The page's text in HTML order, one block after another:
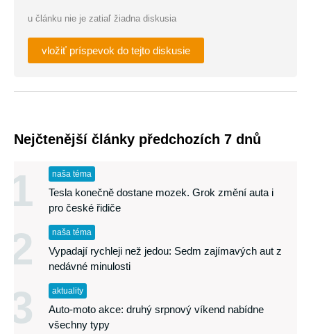
u článku nie je zatiaľ žiadna diskusia
vložiť príspevok do tejto diskusie
Nejčtenější články předchozích 7 dnů
1 naša téma
Tesla konečně dostane mozek. Grok změní auta i
pro české řidiče
2 naša téma
Vypadají rychleji než jedou: Sedm zajímavých aut z
nedávné minulosti
3 aktuality
Auto-moto akce: druhý srpnový víkend nabídne
všechny typy